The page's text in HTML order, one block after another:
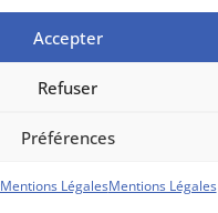
Accepter
Refuser
Préférences
Mentions LégalesMentions Légales